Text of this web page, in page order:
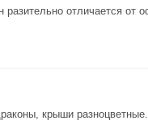
разительно отличается от
крыши